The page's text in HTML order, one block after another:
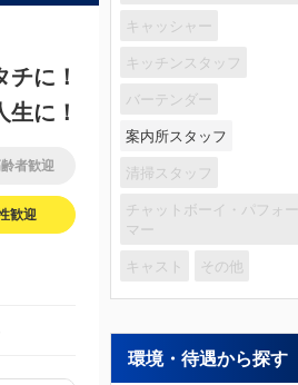
に！
に！
者歓迎
歓迎
キャッシャー
キッチンスタッフ
バーテンダー
案内所スタッフ
清掃スタッフ
チャットボーイ・パフォー
マー
キャスト その他
環境・待遇から探す